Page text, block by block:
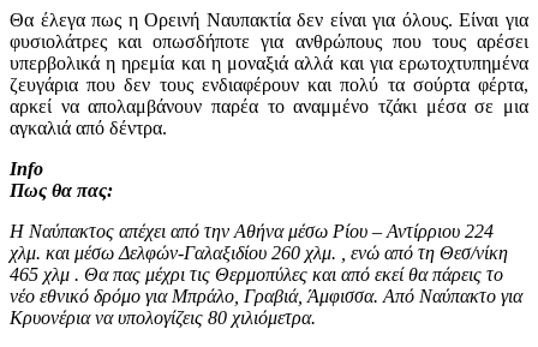
Θα έλεγα πως η Ορεινή Ναυπακτία δεν είναι για όλους. Είναι για
φυσιολάτρες και οπωσδήποτε για ανθρώπους που τους αρέσει
υπερβολικά η ηρεμία και η μοναξιά αλλά και για ερωτοχτυπημένα
ζευγάρια που δεν τους ενδιαφέρουν και πολύ τα σούρτα φέρτα,
αρκεί να απολαμβάνουν παρέα το αναμμένο τζάκι μέσα σε μια
αγκαλιά από δέντρα.
Info
Πως θα πας:
Η Ναύπακτος απέχει από την Αθήνα μέσω Ρίου – Αντίρριου 224
χλμ. και μέσω Δελφών-Γαλαξιδίου 260 χλμ. , ενώ από τη Θεσ/νίκη
465 χλμ . Θα πας μέχρι τις Θερμοπύλες και από εκεί θα πάρεις το
νέο εθνικό δρόμο για Μπράλο, Γραβιά, Άμφισσα. Από Ναύπακτο για
Κρυονέρια να υπολογίζεις 80 χιλιόμετρα.